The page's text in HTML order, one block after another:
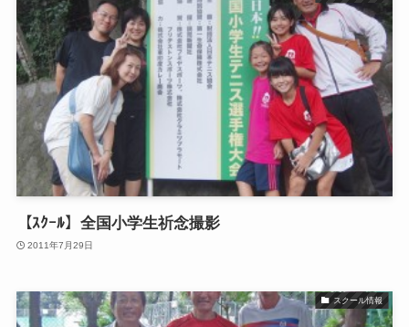
【ｽｸｰﾙ】全国小学生祈念撮影
2011年7月29日
スクール情報